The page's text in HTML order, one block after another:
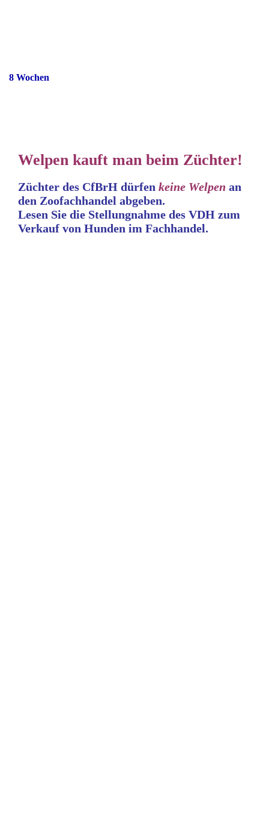
8 Wochen
Welpen kauft man beim Züchter!
Züchter des CfBrH dürfen keine Welpen an
den Zoofachhandel abgeben.
Lesen Sie die Stellungnahme des VDH zum
Verkauf von Hunden im Fachhandel.